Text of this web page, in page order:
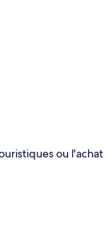
ou l'achat